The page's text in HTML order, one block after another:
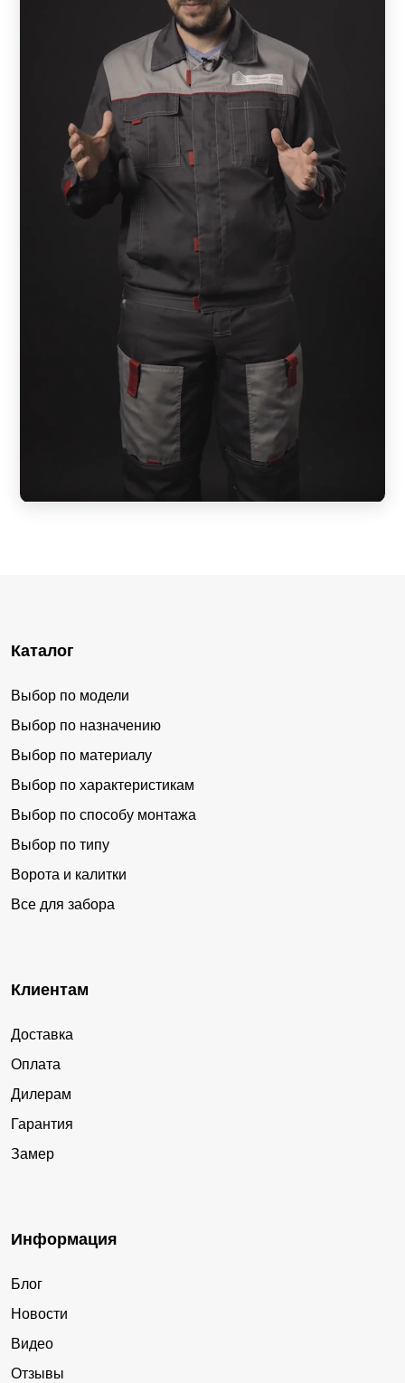
Каталог
Выбор по модели
Выбор по назначению
Выбор по материалу
Выбор по характеристикам
Выбор по способу монтажа
Выбор по типу
Ворота и калитки
Все для забора
Клиентам
Доставка
Оплата
Дилерам
Гарантия
Замер
Информация
Блог
Новости
Видео
Отзывы